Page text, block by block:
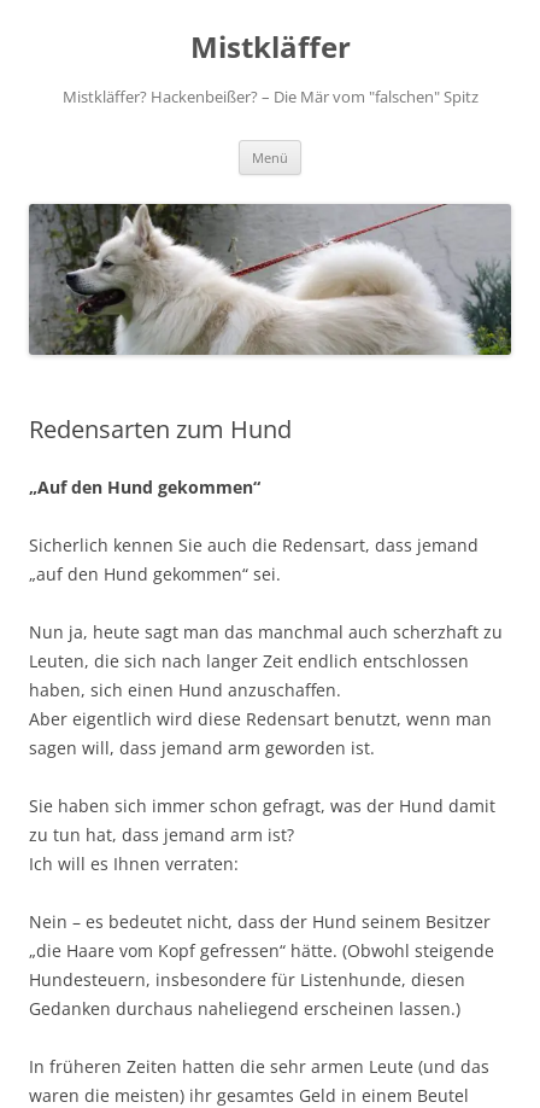
Mistkläffer
Mistkläffer? Hackenbeißer? – Die Mär vom "falschen" Spitz
Menü
Redensarten zum Hund
„Auf den Hund gekommen“
Sicherlich kennen Sie auch die Redensart, dass jemand
„auf den Hund gekommen“ sei.
Nun ja, heute sagt man das manchmal auch scherzhaft zu
Leuten, die sich nach langer Zeit endlich entschlossen
haben, sich einen Hund anzuschaffen.
Aber eigentlich wird diese Redensart benutzt, wenn man
sagen will, dass jemand arm geworden ist.
Sie haben sich immer schon gefragt, was der Hund damit
zu tun hat, dass jemand arm ist?
Ich will es Ihnen verraten:
Nein – es bedeutet nicht, dass der Hund seinem Besitzer
„die Haare vom Kopf gefressen“ hätte. (Obwohl steigende
Hundesteuern, insbesondere für Listenhunde, diesen
Gedanken durchaus naheliegend erscheinen lassen.)
In früheren Zeiten hatten die sehr armen Leute (und das
waren die meisten) ihr gesamtes Geld in einem Beutel